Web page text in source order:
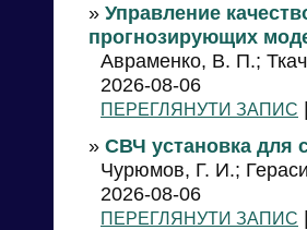
» Управление
прогнозирующих
Авраменко, В. П.;
2026-08-06
ПЕРЕГЛЯНУТИ ЗАПИС |
» СВЧ установка для
Чурюмов, Г. И.;
2026-08-06
ПЕРЕГЛЯНУТИ ЗАПИС |